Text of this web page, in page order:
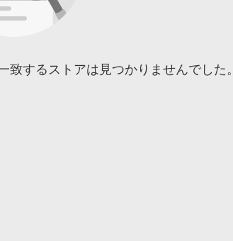
するストアは見つかりませんでした。